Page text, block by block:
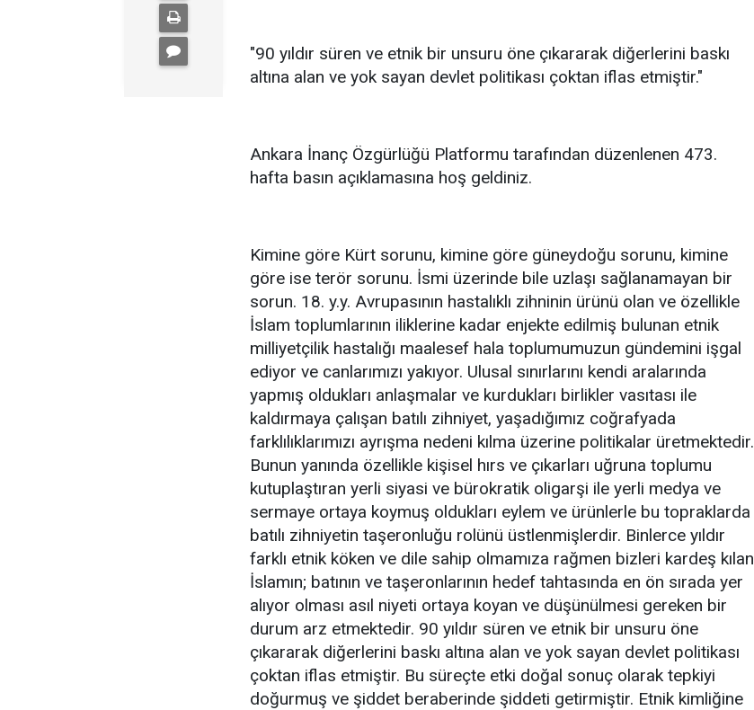
"90 yıldır süren ve etnik bir unsuru öne çıkararak diğerlerini baskı
altına alan ve yok sayan devlet politikası çoktan iflas etmiştir."
Ankara İnanç Özgürlüğü Platformu tarafından düzenlenen 473.
hafta basın açıklamasına hoş geldiniz.
Kimine göre Kürt sorunu, kimine göre güneydoğu sorunu, kimine
göre ise terör sorunu. İsmi üzerinde bile uzlaşı sağlanamayan bir
sorun. 18. y.y. Avrupasının hastalıklı zihninin ürünü olan ve özellikle
İslam toplumlarının iliklerine kadar enjekte edilmiş bulunan etnik
milliyetçilik hastalığı maalesef hala toplumumuzun gündemini işgal
ediyor ve canlarımızı yakıyor. Ulusal sınırlarını kendi aralarında
yapmış oldukları anlaşmalar ve kurdukları birlikler vasıtası ile
kaldırmaya çalışan batılı zihniyet, yaşadığımız coğrafyada
farklılıklarımızı ayrışma nedeni kılma üzerine politikalar üretmektedir.
Bunun yanında özellikle kişisel hırs ve çıkarları uğruna toplumu
kutuplaştıran yerli siyasi ve bürokratik oligarşi ile yerli medya ve
sermaye ortaya koymuş oldukları eylem ve ürünlerle bu topraklarda
batılı zihniyetin taşeronluğu rolünü üstlenmişlerdir. Binlerce yıldır
farklı etnik köken ve dile sahip olmamıza rağmen bizleri kardeş kılan
İslamın; batının ve taşeronlarının hedef tahtasında en ön sırada yer
alıyor olması asıl niyeti ortaya koyan ve düşünülmesi gereken bir
durum arz etmektedir. 90 yıldır süren ve etnik bir unsuru öne
çıkararak diğerlerini baskı altına alan ve yok sayan devlet politikası
çoktan iflas etmiştir. Bu süreçte etki doğal sonuç olarak tepkiyi
doğurmuş ve şiddet beraberinde şiddeti getirmiştir. Etnik kimliğine